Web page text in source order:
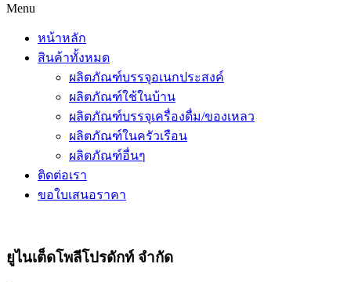
Menu
หน้าหลัก
สินค้าทั้งหมด
ผลิตภัณฑ์บรรจุอเนกประสงค์
ผลิตภัณฑ์ใช้ในบ้าน
ผลิตภัณฑ์บรรจุเครื่องดื่ม/ของเหลว
ผลิตภัณฑ์ในครัวเรือน
ผลิตภัณฑ์อื่นๆ
ติดต่อเรา
ขอใบเสนอราคา
ยูไนเต็ดโพลีโปรดักท์ จำกัด